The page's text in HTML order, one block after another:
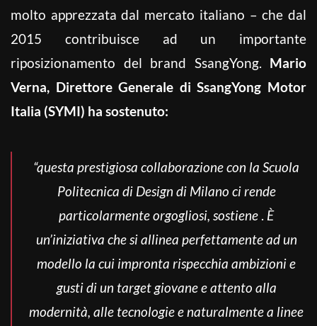
molto apprezzata dal mercato italiano – che dal
2015 contribuisce ad un importante
riposizionamento del brand SsangYong. Mario
Verna, Direttore Generale di SsangYong Motor
Italia (SYMI) ha sostenuto:
“questa prestigiosa collaborazione con la Scuola
Politecnica di Design di Milano ci rende
particolarmente orgogliosi, sostiene . È
un’iniziativa che si allinea perfettamente ad un
modello la cui impronta rispecchia ambizioni e
gusti di un target giovane e attento alla
modernità, alle tecnologie e naturalmente a linee